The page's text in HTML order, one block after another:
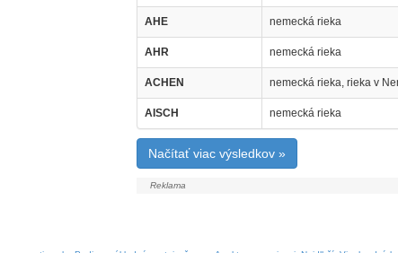
AHE nemecká rieka
AHR nemecká rieka
ACHEN nemecká rieka, rieka v
AISCH nemecká rieka
Načítať viac výsledkov »